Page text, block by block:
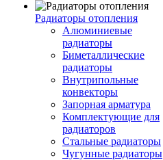
Радиаторы отопления
Алюминиевые
радиаторы
Биметаллические
радиаторы
Внутрипольные
конвекторы
Запорная арматура
Комплектующие для
радиаторов
Стальные радиаторы
Чугунные радиаторы